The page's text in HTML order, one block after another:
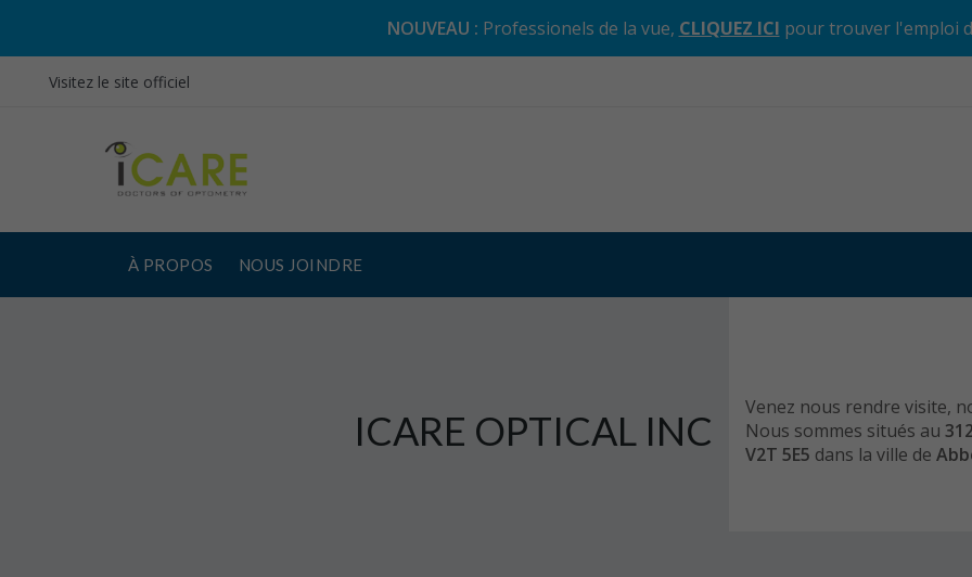
NOUVEAU : Professionels de la vue, CLIQUEZ ICI pour trouver l'emploi
Visitez le site officiel
À PROPOS NOUS JOINDRE
ICARE OPTICAL INC
Venez nous rendre visite,
Nous sommes situés au
V2T 5E5 dans la ville de